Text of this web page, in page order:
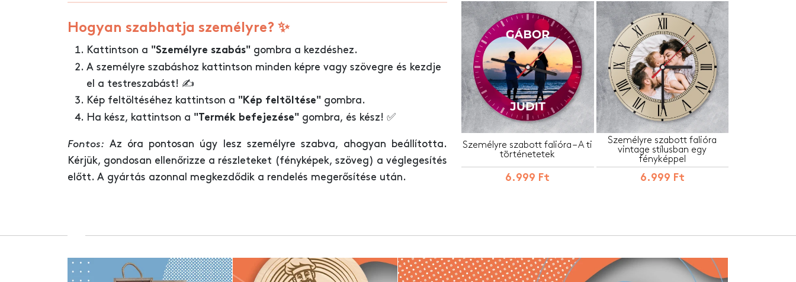
Hogyan szabhatja személyre? ✨
Kattintson a "Személyre szabás" gombra a kezdéshez.
A személyre szabáshoz kattintson minden képre vagy szövegre és kezdje
el a testreszabást! ✍️
Kép feltöltéséhez kattintson a "Kép feltöltése" gombra.
Ha kész, kattintson a "Termék befejezése" gombra, és kész! ✅
Fontos: Az óra pontosan úgy lesz személyre szabva, ahogyan beállította.
Kérjük, gondosan ellenőrizze a részleteket (fényképek, szöveg) a véglegesítés
előtt. A gyártás azonnal megkezdődik a rendelés megerősítése után.
Személyre szabott falióra – A ti
történetetek
6.999 Ft
Személyre szabott falióra
vintage stílusban egy
fényképpel
6.999 Ft